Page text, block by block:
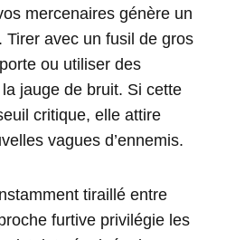
mercenaires génère un
Tirer avec un fusil de gros
ou utiliser des
jauge de bruit. Si cette
critique, elle attire
vagues d’ennemis.
tiraillé entre
furtive privilégie les